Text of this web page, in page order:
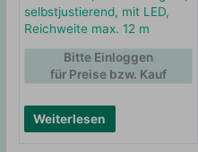
selbstjustierend, mit LED,
Reichweite max. 12 m
Weiterlesen
Bitte Einloggen
für Preise bzw. Kauf